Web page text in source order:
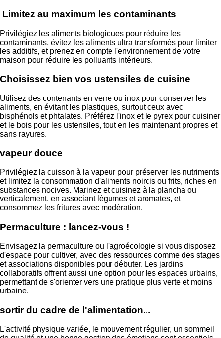
Limitez au maximum les contaminants
Privilégiez les aliments biologiques pour réduire les
contaminants, évitez les aliments ultra transformés pour limiter
les additifs, et prenez en compte l'environnement de votre
maison pour réduire les polluants intérieurs.
Choisissez bien vos ustensiles de cuisine
Utilisez des contenants en verre ou inox pour conserver les
aliments, en évitant les plastiques, surtout ceux avec
bisphénols et phtalates. Préférez l'inox et le pyrex pour cuisiner
et le bois pour les ustensiles, tout en les maintenant propres et
sans rayures.
vapeur douce
Privilégiez la cuisson à la vapeur pour préserver les nutriments
et limitez la consommation d'aliments noircis ou frits, riches en
substances nocives. Marinez et cuisinez à la plancha ou
verticalement, en associant légumes et aromates, et
consommez les fritures avec modération.
Permaculture : lancez-vous !
Envisagez la permaculture ou l'agroécologie si vous disposez
d'espace pour cultiver, avec des ressources comme des stages
et associations disponibles pour débuter. Les jardins
collaboratifs offrent aussi une option pour les espaces urbains,
permettant de s'orienter vers une pratique plus verte et moins
urbaine.
sortir du cadre de l'alimentation...
L'activité physique variée, le mouvement régulier, un sommeil